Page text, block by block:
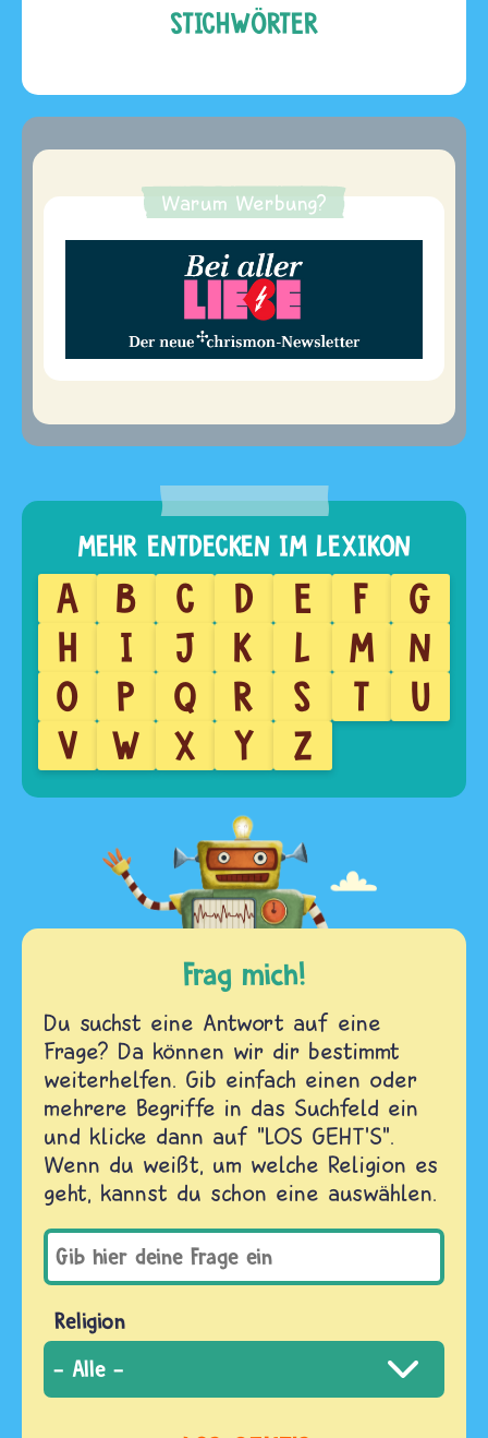
STICHWÖRTER
Warum Werbung?
A B C D E F
G
H
I J K L M
N
O
P Q R S T
U
V
W X Y Z
Frag mich!
Du suchst eine Antwort auf eine
Frage? Da können wir dir bestimmt
weiterhelfen. Gib einfach einen oder
mehrere Begriffe in das Suchfeld ein
und klicke dann auf "LOS GEHT'S".
Wenn du weißt, um welche Religion es
geht, kannst du schon eine auswählen.
Religion